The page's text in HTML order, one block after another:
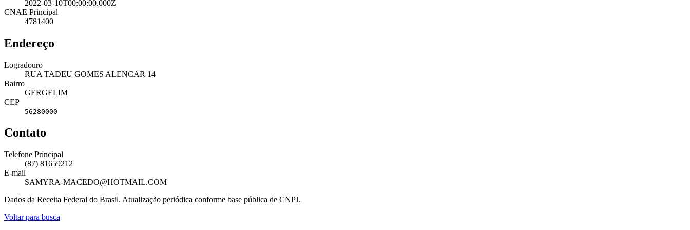
2022-03-10T00:00:00.000Z
CNAE Principal
4781400
Endereço
Logradouro
RUA TADEU GOMES ALENCAR 14
Bairro
GERGELIM
CEP
56280000
Contato
Telefone Principal
(87) 81659212
E-mail
SAMYRA-MACEDO@HOTMAIL.COM
Dados da Receita Federal do Brasil. Atualização periódica conforme base pública de CNPJ.
Voltar para busca